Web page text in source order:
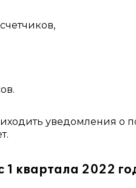
уведомления о
1 квартала 2022